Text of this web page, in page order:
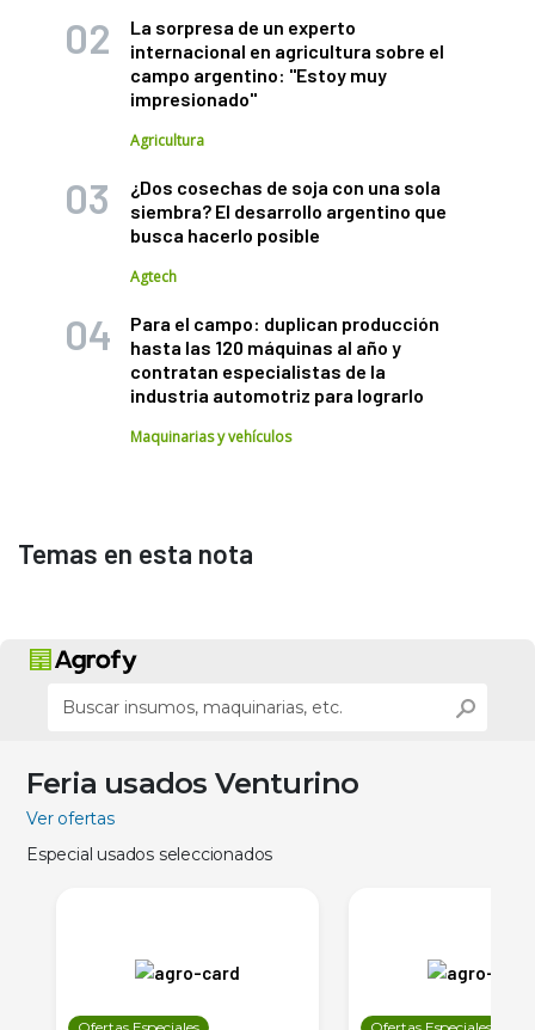
La sorpresa de un experto
internacional en agricultura sobre el
campo argentino: "Estoy muy
impresionado"
Agricultura
¿Dos cosechas de soja con una sola
siembra? El desarrollo argentino que
busca hacerlo posible
Agtech
Para el campo: duplican producción
hasta las 120 máquinas al año y
contratan especialistas de la
industria automotriz para lograrlo
Maquinarias y vehículos
Temas en esta nota
Feria usados Venturino
Ver ofertas
Especial usados seleccionados